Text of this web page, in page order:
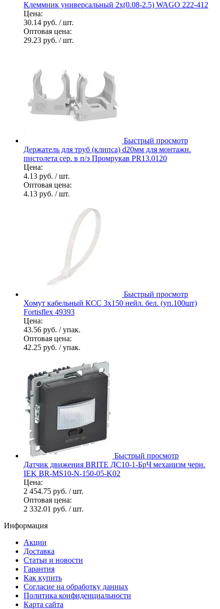
Клеммник универсальный 2х(0.08-2.5) WAGO 222-412
Цена:
30.14 руб. / шт.
Оптовая цена:
29.23 руб. / шт.
Быстрый просмотр
Держатель для труб (клипса) d20мм для монтажн.
пистолета сер. в п/э Промрукав PR13.0120
Цена:
4.13 руб. / шт.
Оптовая цена:
4.13 руб. / шт.
Быстрый просмотр
Хомут кабельный КСС 3х150 нейл. бел. (уп.100шт)
Fortisflex 49393
Цена:
43.56 руб. / упак.
Оптовая цена:
42.25 руб. / упак.
Быстрый просмотр
Датчик движения BRITE ДС10-1-БрЧ механизм черн.
IEK BR-MS10-N-150-05-K02
Цена:
2 454.75 руб. / шт.
Оптовая цена:
2 332.01 руб. / шт.
Информация
Акции
Доставка
Статьи и новости
Гарантия
Как купить
Согласие на обработку данных
Политика конфиденциальности
Карта сайта